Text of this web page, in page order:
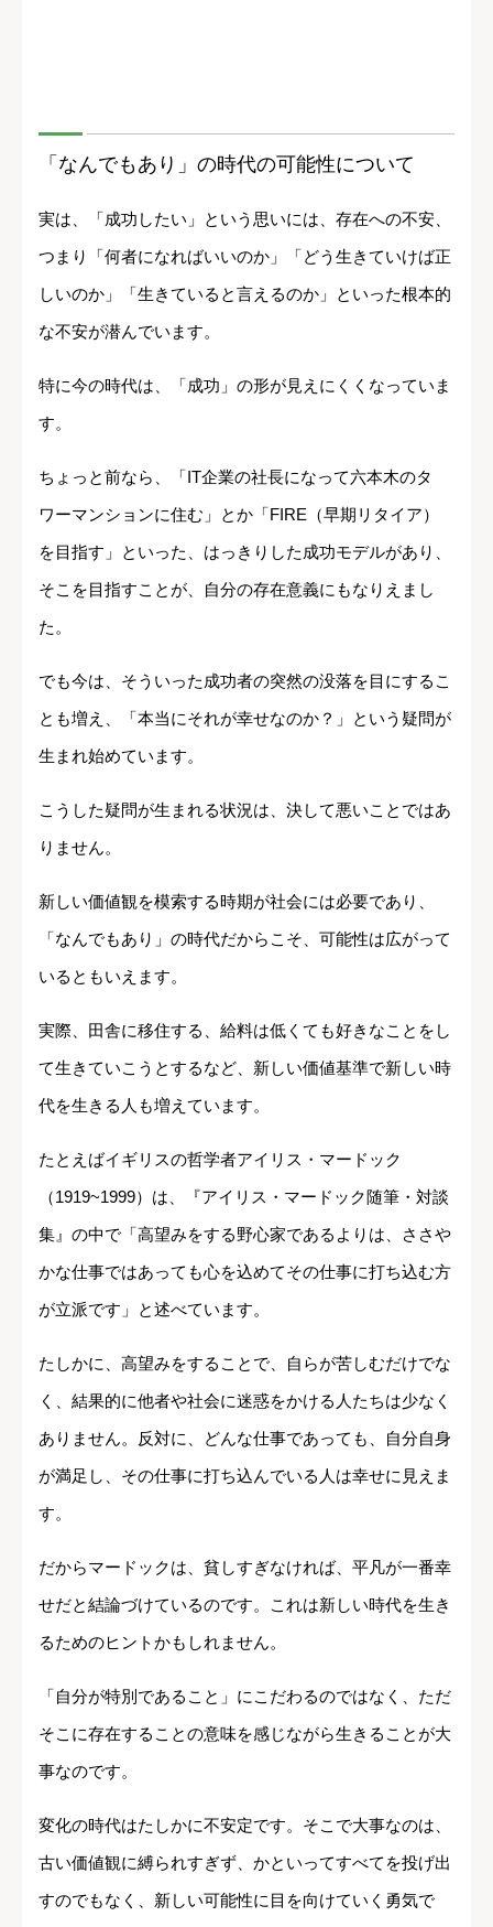
「なんでもあり」の時代の可能性について
実は、「成功したい」という思いには、存在への不安、
つまり「何者になればいいのか」「どう生きていけば正
しいのか」「生きていると言えるのか」といった根本的
な不安が潜んでいます。
特に今の時代は、「成功」の形が見えにくくなっていま
す。
ちょっと前なら、「IT企業の社長になって六本木のタ
ワーマンションに住む」とか「FIRE（早期リタイア）
を目指す」といった、はっきりした成功モデルがあり、
そこを目指すことが、自分の存在意義にもなりえまし
た。
でも今は、そういった成功者の突然の没落を目にするこ
とも増え、「本当にそれが幸せなのか？」という疑問が
生まれ始めています。
こうした疑問が生まれる状況は、決して悪いことではあ
りません。
新しい価値観を模索する時期が社会には必要であり、
「なんでもあり」の時代だからこそ、可能性は広がって
いるともいえます。
実際、田舎に移住する、給料は低くても好きなことをし
て生きていこうとするなど、新しい価値基準で新しい時
代を生きる人も増えています。
たとえばイギリスの哲学者アイリス・マードック
（1919~1999）は、『アイリス・マードック随筆・対談
集』の中で「高望みをする野心家であるよりは、ささや
かな仕事ではあっても心を込めてその仕事に打ち込む方
が立派です」と述べています。
たしかに、高望みをすることで、自らが苦しむだけでな
く、結果的に他者や社会に迷惑をかける人たちは少なく
ありません。反対に、どんな仕事であっても、自分自身
が満足し、その仕事に打ち込んでいる人は幸せに見えま
す。
だからマードックは、貧しすぎなければ、平凡が一番幸
せだと結論づけているのです。これは新しい時代を生き
るためのヒントかもしれません。
「自分が特別であること」にこだわるのではなく、ただ
そこに存在することの意味を感じながら生きることが大
事なのです。
変化の時代はたしかに不安定です。そこで大事なのは、
古い価値観に縛られすぎず、かといってすべてを投げ出
すのでもなく、新しい可能性に目を向けていく勇気で